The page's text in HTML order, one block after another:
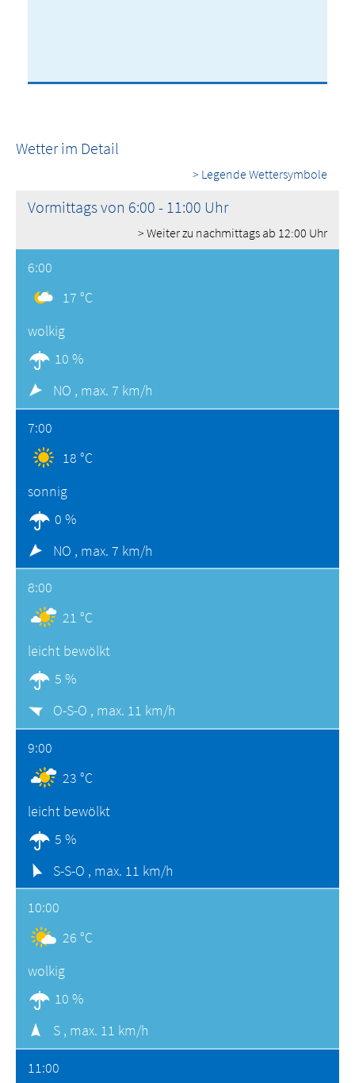
Wetter im Detail
> Legende Wettersymbole
Vormittags von 6:00 - 11:00 Uhr
> Weiter zu nachmittags ab 12:00 Uhr
6:00
17 °C
wolkig
10 %
NO , max. 7 km/h
7:00
18 °C
sonnig
0 %
NO , max. 7 km/h
8:00
21 °C
leicht bewölkt
5 %
O-S-O , max. 11 km/h
9:00
23 °C
leicht bewölkt
5 %
S-S-O , max. 11 km/h
10:00
26 °C
wolkig
10 %
S , max. 11 km/h
11:00